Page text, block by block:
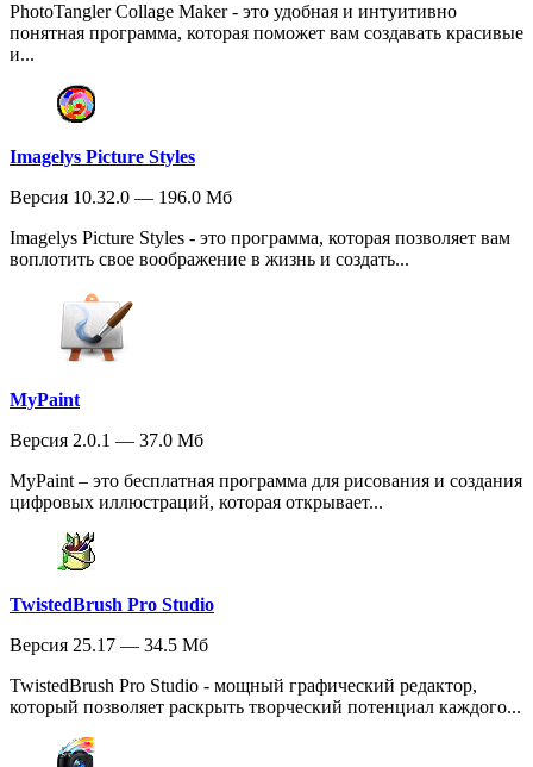
PhotoTangler Collage Maker - это удобная и интуитивно
понятная программа, которая поможет вам создавать красивые
и...
Imagelys Picture Styles
Версия 10.32.0 — 196.0 Мб
Imagelys Picture Styles - это программа, которая позволяет вам
воплотить свое воображение в жизнь и создать...
MyPaint
Версия 2.0.1 — 37.0 Мб
MyPaint – это бесплатная программа для рисования и создания
цифровых иллюстраций, которая открывает...
TwistedBrush Pro Studio
Версия 25.17 — 34.5 Мб
TwistedBrush Pro Studio - мощный графический редактор,
который позволяет раскрыть творческий потенциал каждого...